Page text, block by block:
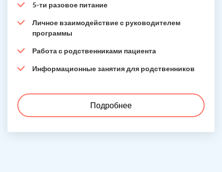
5-ти разовое питание
Личное взаимодействие с руководителем
программы
Работа с родственниками пациента
Информационные занятия для родственников
Подробнее